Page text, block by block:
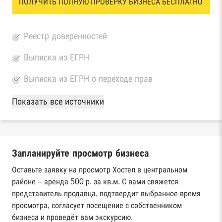
Реестр доверенностей
Выписка из ЕГРН
Выписка из ЕГРН о переходе прав
База Росстата
Реестры ЕГРЮЛ и ЕГРИП Федеральной
Реестр государственных контрактов
Федерального казначейства
Картотека арбитражных дел Высшего
арбитражного суда
Показать все источники
Запланируйте просмотр бизнеса
Оставьте заявку на просмотр Хостел в центральном
районе – аренда 500 р. за кв.м. С вами свяжется
представитель продавца, подтвердит выбранное время
просмотра, согласует посещение с собственником
бизнеса и проведёт вам экскурсию.